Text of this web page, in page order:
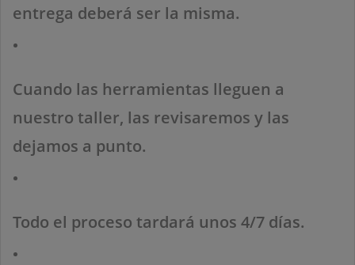
entrega deberá ser la misma.
Cuando las herramientas lleguen a
nuestro taller, las revisaremos y las
dejamos a punto.
Todo el proceso tardará unos 4/7 días.